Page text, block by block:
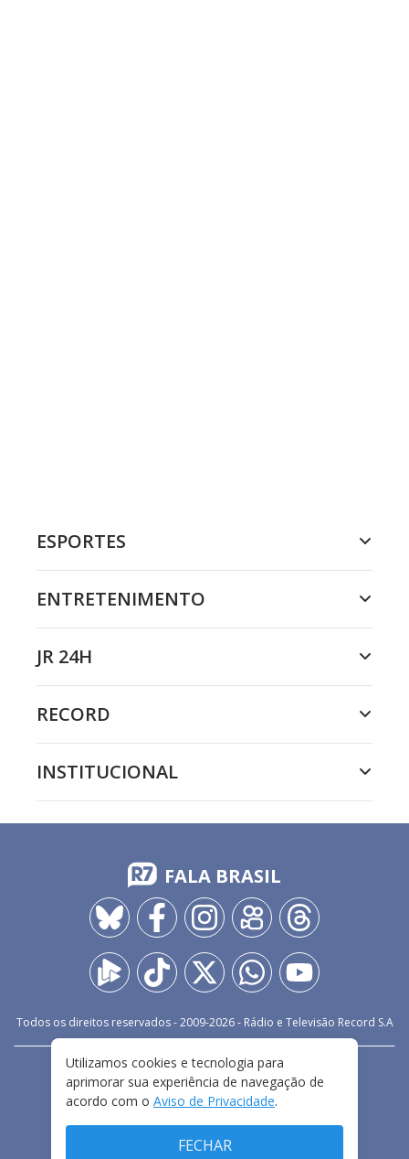
ESPORTES
ENTRETENIMENTO
JR 24H
RECORD
INSTITUCIONAL
FALA BRASIL
Todos os direitos reservados - 2009-2026- Rádio e Televisão Record S.A
FALE CONOSCO
PRIVACIDADE
TERMOS E CONDIÇÕES DE USO
Utilizamos cookies e tecnologia para
aprimorar sua experiência de navegação de
acordo com o Aviso de Privacidade.
FECHAR